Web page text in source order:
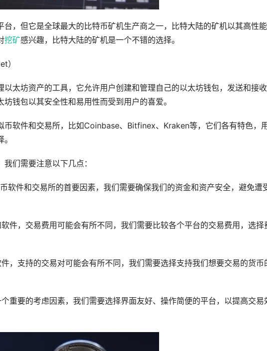
台，但它是全球最大的比特币矿机生产商之一，比特大陆的矿机以其高性
挖矿感兴趣，比特大陆的矿机是一个不错的选择。
）
以太坊资产的工具，它允许用户创建和管理自己的以太坊钱包，发送和接
钱包以其安全性和易用性而受到用户的喜爱。
币软件和交易所，比如Coinbase、Bitfinex、Kraken等，它们各有特色，
们需要注意以下几点：
软件和交易所的首要因素，我们需要确保我们的资金和资产安全，避免遭
件，交易费用可能会有所不同，我们需要比较各个平台的交易费用，选择
，支持的交易对可能会有所不同，我们需要选择支持我们想要交易的货币
重要的考虑因素，我们需要选择界面友好、操作简便的平台，以提高交易